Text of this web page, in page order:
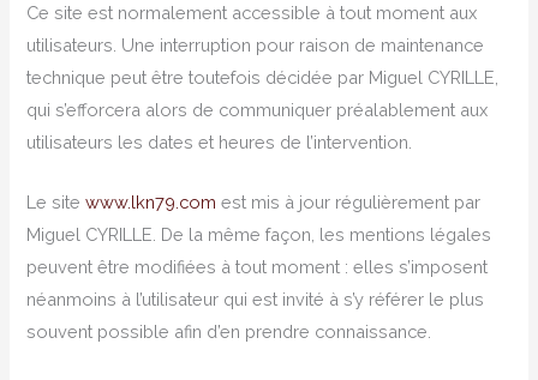
Ce site est normalement accessible à tout moment aux
utilisateurs. Une interruption pour raison de maintenance
technique peut être toutefois décidée par Miguel CYRILLE,
qui s’efforcera alors de communiquer préalablement aux
utilisateurs les dates et heures de l’intervention.
Le sitewww.lkn79.com est mis à jour régulièrement par
Miguel CYRILLE. De la même façon, les mentions légales
peuvent être modifiées à tout moment : elles s’imposent
néanmoins à l’utilisateur qui est invité à s’y référer le plus
souvent possible afin d’en prendre connaissance.